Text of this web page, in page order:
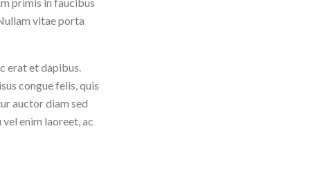
vitae porta
erat et dapibus.
congue felis, quis
auctor diam sed
enim laoreet, ac